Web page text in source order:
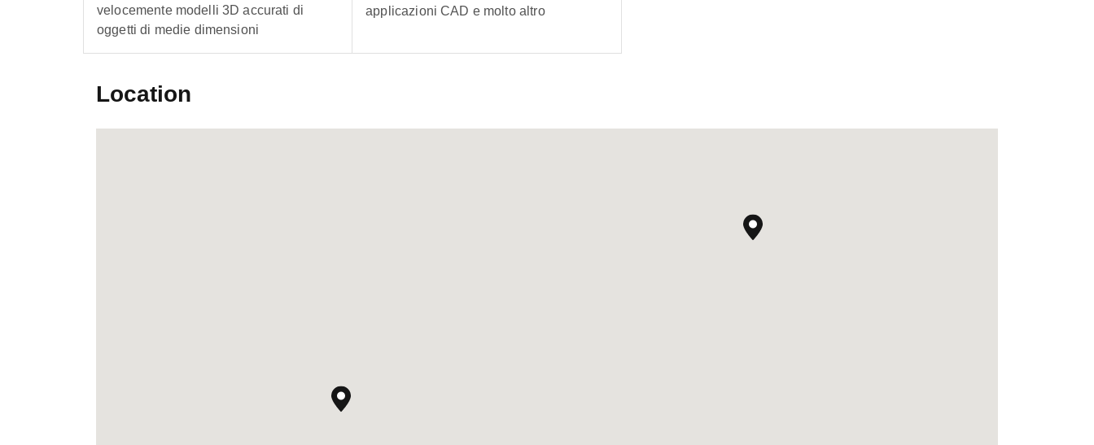
velocemente modelli 3D accurati di
oggetti di medie dimensioni
applicazioni CAD e molto altro
Location